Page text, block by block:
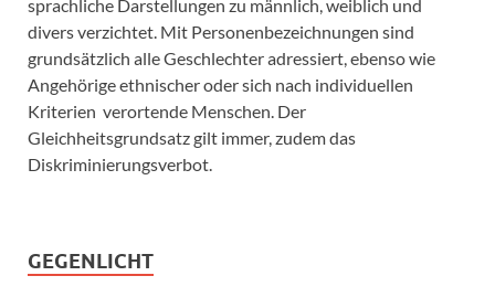
sprachliche Darstellungen zu männlich, weiblich und
divers verzichtet. Mit Personenbezeichnungen sind
grundsätzlich alle Geschlechter adressiert, ebenso wie
Angehörige ethnischer oder sich nach individuellen
Kriterien verortende Menschen. Der
Gleichheitsgrundsatz gilt immer, zudem das
Diskriminierungsverbot.
GEGENLICHT